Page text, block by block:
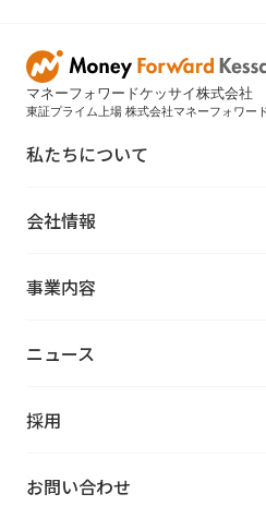
マネーフォワードケッサイ株式会社
東証プライム上場 株式会社マネーフォワー
私たちについて
会社情報
事業内容
ニュース
採用
お問い合わせ